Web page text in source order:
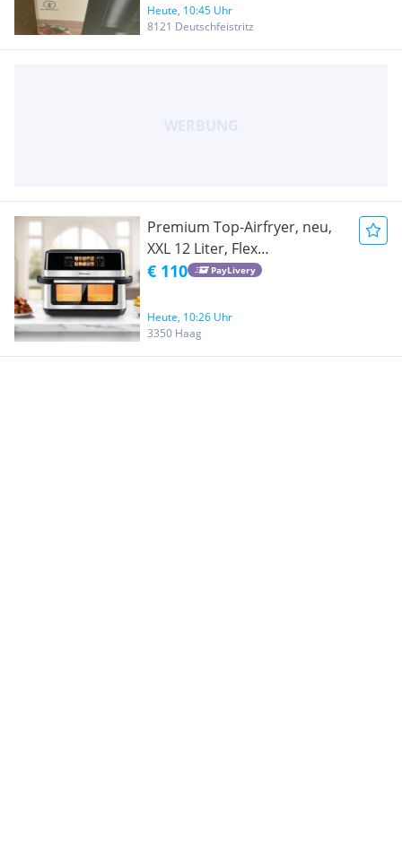
Heute, 10:45 Uhr
8121 Deutschfeistritz
Premium Top-Airfryer, neu,
XXL 12 Liter, Flex
Doppelkörbe oder
€ 110 PayLivery
Heute, 10:26 Uhr
3350 Haag